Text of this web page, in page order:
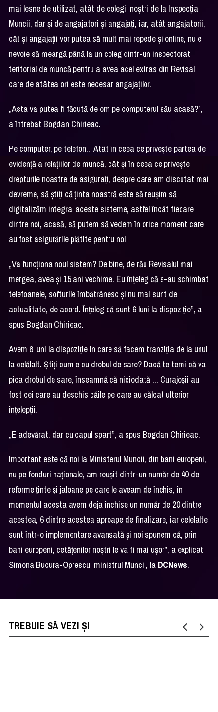
mai lesne de utilizat, atât de colegii noștri de la Inspecția
Muncii, dar și de angajatori și angajați, iar, atât angajatorii,
cât și angajații vor putea să mult mai repede și online, nu e
nevoie să meargă până la un coleg dintr-un inspectorat
teritorial de muncă pentru a avea acel extras din Revisal
care de atâtea ori este necesar angajaților.
„Asta va putea fi făcută de om pe computerul său acasă?”,
a întrebat Bogdan Chirieac.
Pe computer, pe telefon... Atât în ceea ce privește partea de
evidență a relațiilor de muncă, cât și în ceea ce privește
drepturile noastre de asigurați, despre care am discutat mai
devreme, să știți că ținta noastră este să reușim să
digitalizăm integral aceste sisteme, astfel încât fiecare
dintre noi, acasă, să putem să vedem în orice moment care
au fost asigurările plătite pentru noi.
„Va funcționa noul sistem? De bine, de rău Revisalul mai
mergea, avea și 15 ani vechime. Eu înțeleg că s-au schimbat
telefoanele, softurile îmbătrânesc și nu mai sunt de
actualitate, de acord. Înțeleg că sunt 6 luni la dispoziție”, a
spus Bogdan Chirieac.
Avem 6 luni la dispoziție în care să facem tranziția de la unul
la celălalt. Știți cum e cu drobul de sare? Dacă te temi că va
pica drobul de sare, înseamnă că niciodată ... Curajoșii au
fost cei care au deschis căile pe care au călcat ulterior
înțelepții.
„E adevărat, dar cu capul spart”, a spus Bogdan Chirieac.
Important este că noi la Ministerul Muncii, din bani europeni,
nu pe fonduri naționale, am reușit dintr-un număr de 40 de
reforme ținte și jaloane pe care le aveam de închis, în
momentul acesta avem deja închise un număr de 20 dintre
acestea, 6 dintre acestea aproape de finalizare, iar celelalte
sunt într-o implementare avansată și noi spunem că, prin
bani europeni, cetățenilor noștri le va fi mai ușor", a explicat
Simona Bucura-Oprescu, ministrul Muncii, la DCNews.
TREBUIE SĂ VEZI ȘI